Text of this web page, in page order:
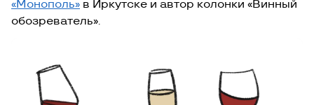
«Монополь» в Иркутске и автор колонки «Винный
обозреватель».